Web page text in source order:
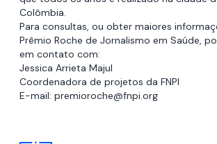
Colômbia.
Para consultas, ou obter maiores
Prêmio Roche de Jornalismo em Saúde,
em contato com:
Jessica Arrieta Majul
Coordenadora de projetos da FNPI
E-mail: premioroche@fnpi.org